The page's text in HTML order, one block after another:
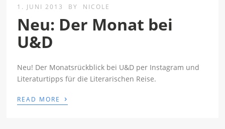
1. JUNI 2013 BY NICOLE
Neu: Der Monat bei
U&D
Neu! Der Monatsrückblick bei U&D per Instagram und
Literaturtipps für die Literarischen Reise.
READ MORE ›